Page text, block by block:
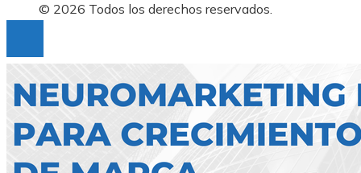
© 2026 Todos los derechos reservados.